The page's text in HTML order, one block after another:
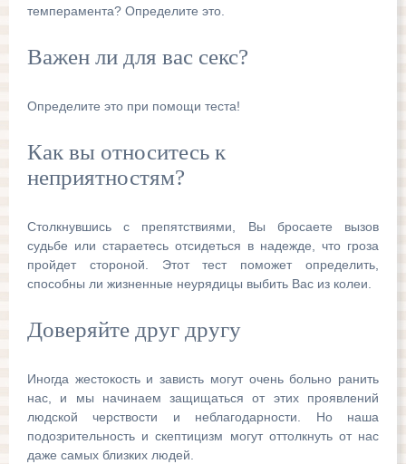
темперамента? Определите это.
Важен ли для вас секс?
Определите это при помощи теста!
Как вы относитесь к
неприятностям?
Столкнувшись с препятствиями, Вы бросаете вызов
судьбе или стараетесь отсидеться в надежде, что гроза
пройдет стороной. Этот тест поможет определить,
способны ли жизненные неурядицы выбить Вас из колеи.
Доверяйте друг другу
Иногда жестокость и зависть могут очень больно ранить
нас, и мы начинаем защищаться от этих проявлений
людской черствости и неблагодарности. Но наша
подозрительность и скептицизм могут оттолкнуть от нас
даже самых близких людей.